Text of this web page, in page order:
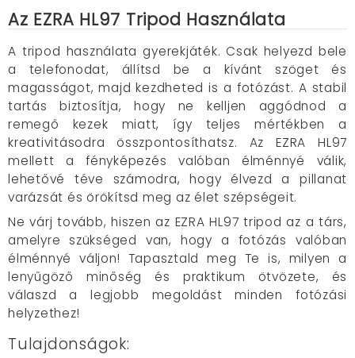
Az EZRA HL97 Tripod Használata
A tripod használata gyerekjáték. Csak helyezd bele
a telefonodat, állítsd be a kívánt szöget és
magasságot, majd kezdheted is a fotózást. A stabil
tartás biztosítja, hogy ne kelljen aggódnod a
remegő kezek miatt, így teljes mértékben a
kreativitásodra összpontosíthatsz. Az EZRA HL97
mellett a fényképezés valóban élménnyé válik,
lehetővé téve számodra, hogy élvezd a pillanat
varázsát és örökítsd meg az élet szépségeit.
Ne várj tovább, hiszen az EZRA HL97 tripod az a társ,
amelyre szükséged van, hogy a fotózás valóban
élménnyé váljon! Tapasztald meg Te is, milyen a
lenyűgöző minőség és praktikum ötvözete, és
válaszd a legjobb megoldást minden fotózási
helyzethez!
Tulajdonságok: